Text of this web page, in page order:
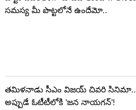
సమస్య మీ పొట్టలోనే ఉందేమో..
తమిళనాడు సీఎం విజయ్ చివరి సినిమా..
అప్పుడే ఓటీటీలోకి 'జన నాయగన్'!